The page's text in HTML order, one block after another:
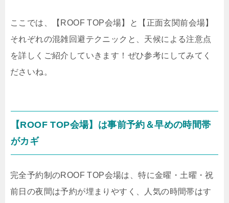
ここでは、【ROOF TOP会場】と【正面玄関前会場】
それぞれの混雑回避テクニックと、天候による注意点
を詳しくご紹介していきます！ぜひ参考にしてみてく
ださいね。
【ROOF TOP会場】は事前予約＆早めの時間帯
がカギ
完全予約制のROOF TOP会場は、特に金曜・土曜・祝
前日の夜間は予約が埋まりやすく、人気の時間帯はす